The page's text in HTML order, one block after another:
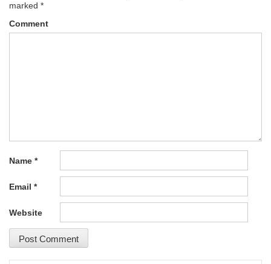
marked *
Comment
Name *
Email *
Website